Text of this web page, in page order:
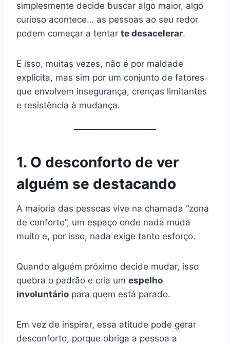
simplesmente decide buscar algo maior, algo
curioso acontece… as pessoas ao seu redor
podem começar a tentar te desacelerar.
E isso, muitas vezes, não é por maldade
explícita, mas sim por um conjunto de fatores
que envolvem insegurança, crenças limitantes
e resistência à mudança.
1. O desconforto de ver
alguém se destacando
A maioria das pessoas vive na chamada “zona
de conforto”, um espaço onde nada muda
muito e, por isso, nada exige tanto esforço.
Quando alguém próximo decide mudar, isso
quebra o padrão e cria um espelho
involuntário para quem está parado.
Em vez de inspirar, essa atitude pode gerar
desconforto, porque obriga a pessoa a